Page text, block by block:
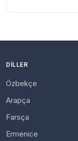
DILLER
Özbekçe
Arapça
Farsça
Ermenice